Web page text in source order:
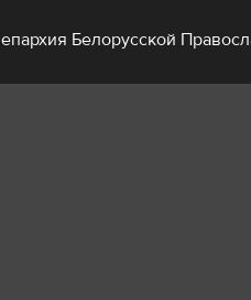
Белорусской